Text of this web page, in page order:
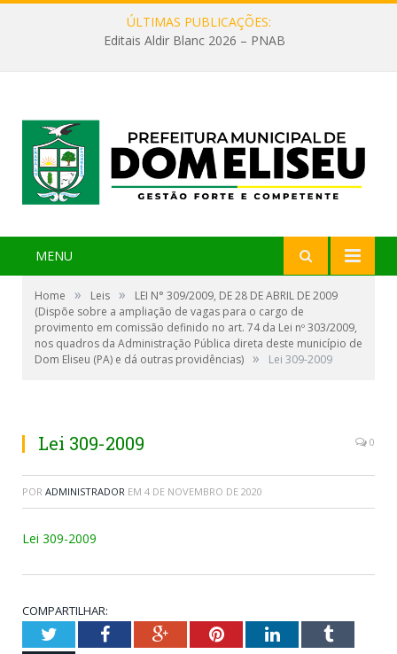
ÚLTIMAS PUBLICAÇÕES:
Editais Aldir Blanc 2026 – PNAB
MENU
Home » Leis »
LEI N° 309/2009, DE 28 DE ABRIL DE 2009
(Dispõe sobre a ampliação de vagas para o cargo de
provimento em comissão definido no art. 74 da Lei nº 303/2009,
nos quadros da Administração Pública direta deste município de
Dom Eliseu (PA) e dá outras providências) » Lei 309-2009
Lei 309-2009 0
POR ADMINISTRADOR EM 4 DE NOVEMBRO DE 2020
Lei 309-2009
COMPARTILHAR:
TwitterFacebookGoogle+PinterestLinkedInTumblr